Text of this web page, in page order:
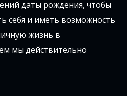
даты рождения, чтобы
себя и иметь возможность
жизнь в
мы действительно